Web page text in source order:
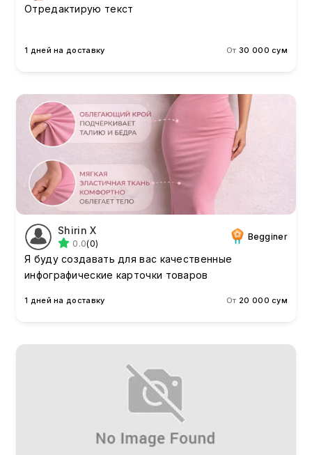
Отредактирую текст
1 дней на доставку От 30 000 сум
Shirin X
0.0(0)
Begginer
Я буду создавать для вас качественные
инфографические карточки товаров
1 дней на доставку От 20 000 сум